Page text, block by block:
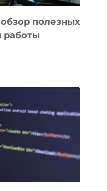
полезных
работы